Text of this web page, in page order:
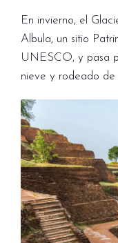
En invierno, el
Albula, un sitio
UNESCO, y pasa
nieve y rodeado de